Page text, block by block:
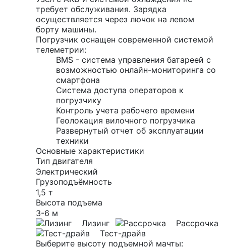
требует обслуживания. Зарядка
осуществляется через лючок на левом
борту машины.
Погрузчик оснащен современной системой
телеметрии:
BMS - система управления батареей с
возможностью онлайн-мониторинга со
смартфона
Система доступа операторов к
погрузчику
Контроль учета рабочего времени
Геолокация вилочного погрузчика
Развернутый отчет об эксплуатации
техники
Основные характеристики
Тип двигателя
Электрический
Грузоподъёмность
1,5 т
Высота подъема
3-6 м
Лизинг
Рассрочка
Тест-драйв
Выберите высоту подъемной мачты: